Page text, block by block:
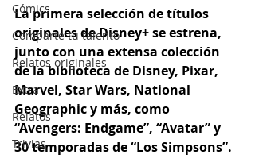
Cómics
Comparte tu talento
Relatos originales
Extra
Relatos
Trivias
La primera selección de títulos
originales de Disney+ se estrena,
junto con una extensa colección
de la biblioteca de Disney, Pixar,
Marvel, Star Wars, National
Geographic y más, como
“Avengers: Endgame”, “Avatar” y
30 temporadas de “Los Simpsons”.